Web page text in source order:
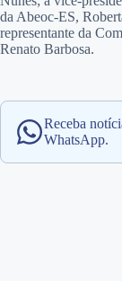
da Abeoc-ES,
representante da
Renato Barbosa.
Receba
WhatsApp.